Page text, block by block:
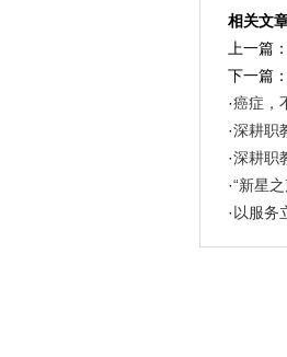
相关文
上一篇：
下一篇：
·癌症，
·深耕职
·深耕职
·“新星
· 以服务